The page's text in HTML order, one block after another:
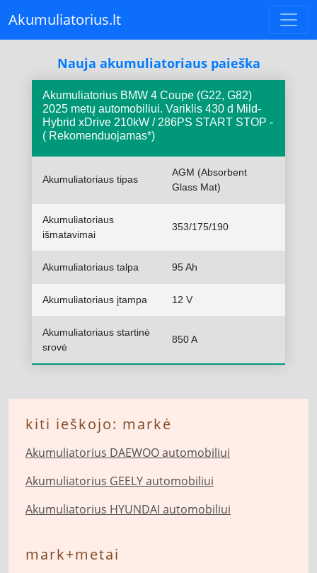
Akumuliatorius.lt
Nauja akumuliatoriaus paieška
Akumuliatorius BMW 4 Coupe (G22, G82)
2025 metų automobiliui. Variklis 430 d Mild-
Hybrid xDrive 210kW / 286PS START STOP -
( Rekomenduojamas*)
Akumuliatoriaus tipas
AGM (Absorbent
Glass Mat)
Akumuliatoriaus
išmatavimai
353/175/190
Akumuliatoriaus talpa 95 Ah
Akumuliatoriaus įtampa 12 V
Akumuliatoriaus startinė
srovė
850 A
kiti ieškojo: markė
Akumuliatorius DAEWOO automobiliui
Akumuliatorius GEELY automobiliui
Akumuliatorius HYUNDAI automobiliui
mark+metai